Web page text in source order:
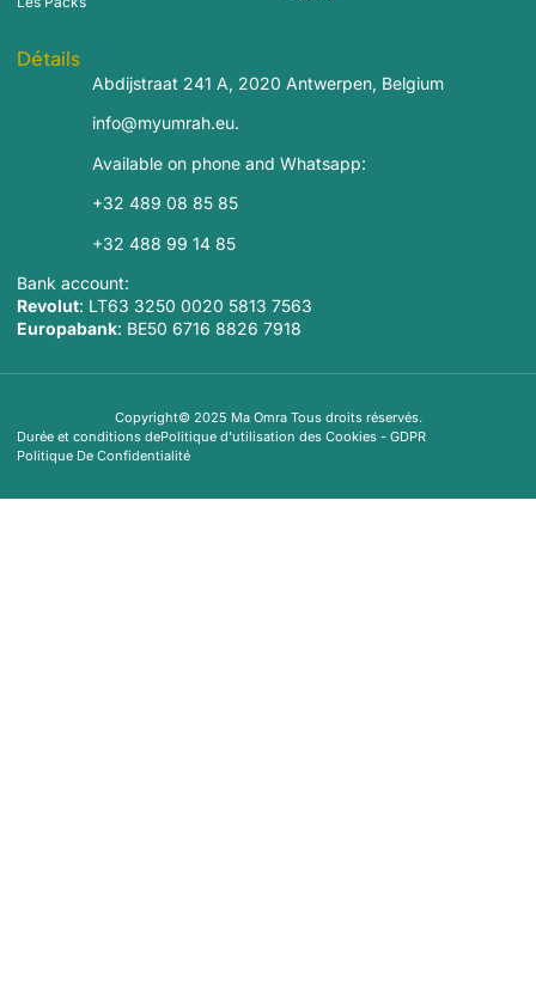
Détails
Abdijstraat 241 A, 2020 Antwerpen, Belgium
info@myumrah.eu.
Available on phone and Whatsapp:
+32 489 08 85 85
+32 488 99 14 85
Bank account:
Revolut: LT63 3250 0020 5813 7563
Europabank: BE50 6716 8826 7918
Copyright© 2025 Ma Omra Tous droits réservés.
Durée et conditions dePolitique d'utilisation des Cookies - GDPR
Politique De Confidentialité